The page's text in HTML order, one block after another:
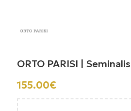
ORTO PARISI | Seminalis
155.00€